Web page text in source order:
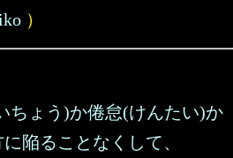
）
ちょう)か倦怠(けんたい)か
陥ることなくして、